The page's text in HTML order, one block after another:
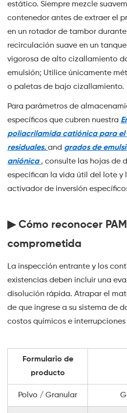
estático. Siempre mezcle
contenedor antes de extraer el
en un rotador de tambor durante
recirculación suave en un
vigorosa de alto cizallamiento
emulsión; Utilice únicamente
o paletas de bajo cizallamiento.
Para parámetros de
específicos que cubren nuestra
poliacrilamida catiónica para el
residuales. and grados de
aniónica , consulte las hojas de
especifican la vida útil del lote y
activador de inversión
▶ Cómo reconocer
comprometida
La inspección entrante y los
existencias deben incluir una
disolución rápida. Atrapar el
de que ingrese a su sistema de
costos químicos e interrupciones
Formulario de
producto
Polvo / Granular